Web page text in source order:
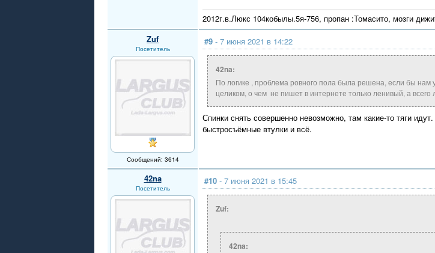
2012г.в.Люкс 104кобылы.5я-756, пропан :Томасито, мозги
Zuf
Посетитель
Сообщений: 3614
#9 - 7 июня 2021 в 14:22
42na:
По логике , проблема ровного пола была решена, если бы нам
целиком, о чем не пишет в интернете только ленивый, а всего
Спинки снять совершенно невозможно, там какие-то тяги
быстросъёмные втулки и всё.
42na
Посетитель
#10 - 7 июня 2021 в 15:45
Zuf:
42na: